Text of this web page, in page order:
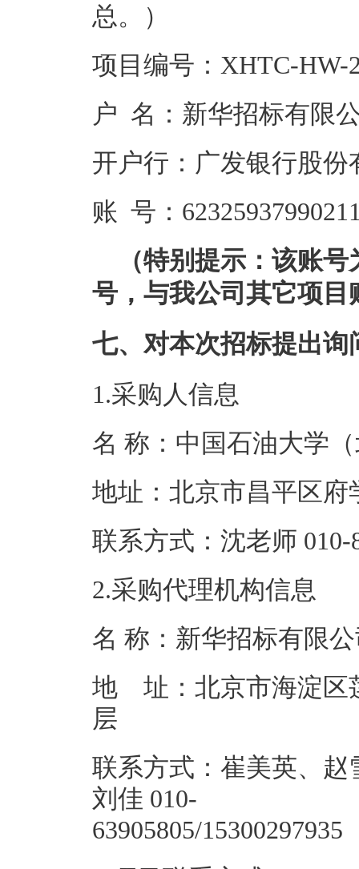
总。）
项目编号：XHTC-HW-
户 名：新华招标有限
开户行：广发银行股
账 号：
（特别提示：该账
号，与我公司其它项
七、对本次招标提出
1.采购人信息
名 称：中国石
地址：北京市
联系方式：沈老
2.采购代理机构信息
名 称：新
地 址：北京市海淀区
联系方式：崔美英、
刘佳 010-
63905805/